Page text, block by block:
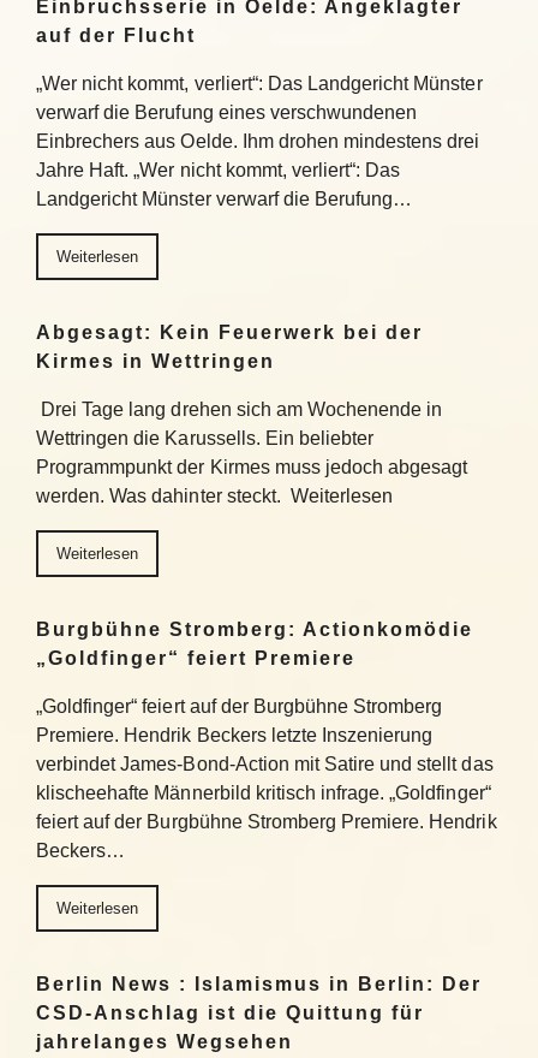
Einbruchsserie in Oelde: Angeklagter
auf der Flucht
„Wer nicht kommt, verliert“: Das Landgericht Münster
verwarf die Berufung eines verschwundenen
Einbrechers aus Oelde. Ihm drohen mindestens drei
Jahre Haft. „Wer nicht kommt, verliert“: Das
Landgericht Münster verwarf die Berufung…
Weiterlesen
Abgesagt: Kein Feuerwerk bei der
Kirmes in Wettringen
Drei Tage lang drehen sich am Wochenende in
Wettringen die Karussells. Ein beliebter
Programmpunkt der Kirmes muss jedoch abgesagt
werden. Was dahinter steckt. Weiterlesen
Weiterlesen
Burgbühne Stromberg: Actionkomödie
„Goldfinger“ feiert Premiere
„Goldfinger“ feiert auf der Burgbühne Stromberg
Premiere. Hendrik Beckers letzte Inszenierung
verbindet James-Bond-Action mit Satire und stellt das
klischeehafte Männerbild kritisch infrage. „Goldfinger“
feiert auf der Burgbühne Stromberg Premiere. Hendrik
Beckers…
Weiterlesen
Berlin News : Islamismus in Berlin: Der
CSD-Anschlag ist die Quittung für
jahrelanges Wegsehen